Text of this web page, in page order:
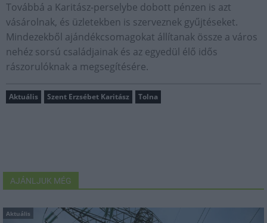
Továbbá a Karitász-perselybe dobott pénzen is azt
vásárolnak, és üzletekben is szerveznek gyűjtéseket.
Mindezekből ajándékcsomagokat állítanak össze a város
nehéz sorsú családjainak és az egyedül élő idős
rászorulóknak a megsegítésére.
Aktuális Szent Erzsébet Karitász Tolna
AJÁNLJUK MÉG
Aktuális